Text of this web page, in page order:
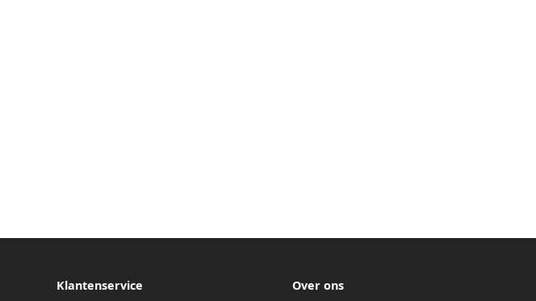
Klantenservice Over ons